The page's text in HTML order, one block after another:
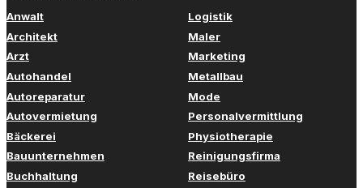
Anwalt
Architekt
Arzt
Autohandel
Autoreparatur
Autovermietung
Bäckerei
Bauunternehmen
Buchhaltung
Logistik
Maler
Marketing
Metallbau
Mode
Personalvermittlung
Physiotherapie
Reinigungsfirma
Reisebüro